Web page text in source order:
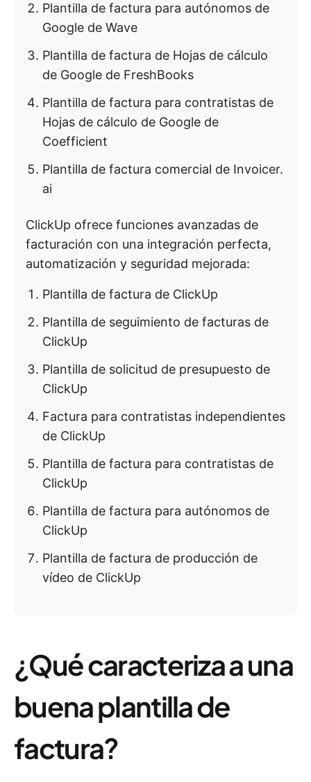
Plantilla de factura para autónomos de
Google de Wave
Plantilla de factura de Hojas de cálculo
de Google de FreshBooks
Plantilla de factura para contratistas de
Hojas de cálculo de Google de
Coefficient
Plantilla de factura comercial de Invoicer.
ai
ClickUp ofrece funciones avanzadas de
facturación con una integración perfecta,
automatización y seguridad mejorada:
Plantilla de factura de ClickUp
Plantilla de seguimiento de facturas de
ClickUp
Plantilla de solicitud de presupuesto de
ClickUp
Factura para contratistas independientes
de ClickUp
Plantilla de factura para contratistas de
ClickUp
Plantilla de factura para autónomos de
ClickUp
Plantilla de factura de producción de
vídeo de ClickUp
¿Qué caracteriza a una
buena plantilla de
factura?